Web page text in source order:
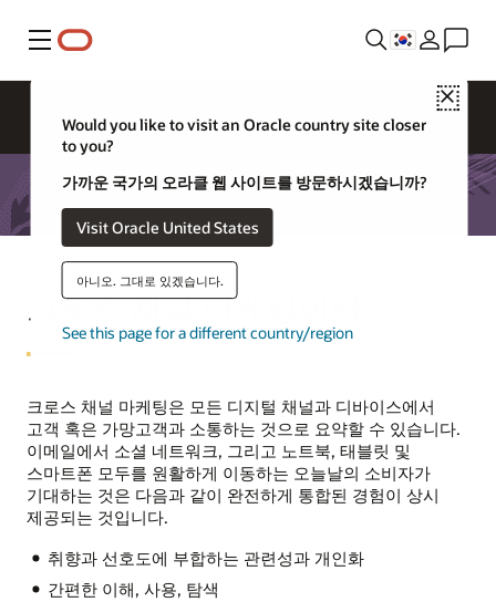
메뉴
Close
Would you like to visit an Oracle country site closer
to you?
가까운 국가의 오라클 웹 사이트를 방문하시겠습니까?
Visit Oracle United States
아니오. 그대로 있겠습니다.
See this page for a different country/region
크로스 채널 마케팅이란?
크로스 채널 마케팅은 모든 디지털 채널과 디바이스에서
고객 혹은 가망고객과 소통하는 것으로 요약할 수 있습니다.
이메일에서 소셜 네트워크, 그리고 노트북, 태블릿 및
스마트폰 모두를 원활하게 이동하는 오늘날의 소비자가
기대하는 것은 다음과 같이 완전하게 통합된 경험이 상시
제공되는 것입니다.
취향과 선호도에 부합하는 관련성과 개인화
간편한 이해, 사용, 탐색